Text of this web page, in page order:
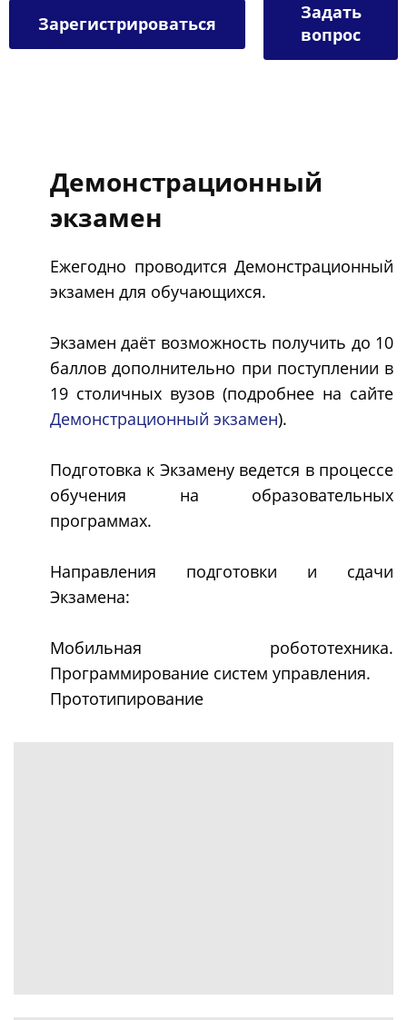
Зарегистрироваться
Задать
вопрос
Демонстрационный
экзамен
Ежегодно проводится Демонстрационный
экзамен для обучающихся.
Экзамен даёт возможность получить до 10
баллов дополнительно при поступлении в
19 столичных вузов (подробнее на сайте
Демонстрационный экзамен).
Подготовка к Экзамену ведется в процессе
обучения на образовательных
программах.
Направления подготовки и сдачи
Экзамена:
Мобильная робототехника.
Программирование систем управления.
Прототипирование